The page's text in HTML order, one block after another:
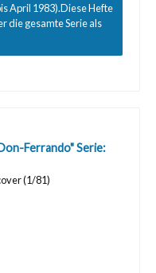
April 1983).Diese Hefte
die gesamte Serie als
Ferrando" Serie: